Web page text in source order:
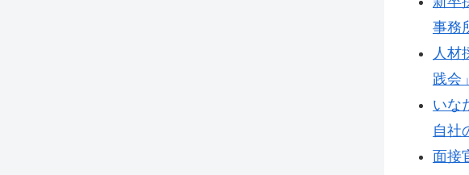
事務
人材
践会」
いな
自社
面接